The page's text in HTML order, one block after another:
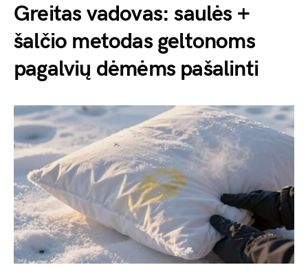
Greitas vadovas: saulės +
šalčio metodas geltonoms
pagalvių dėmėms pašalinti